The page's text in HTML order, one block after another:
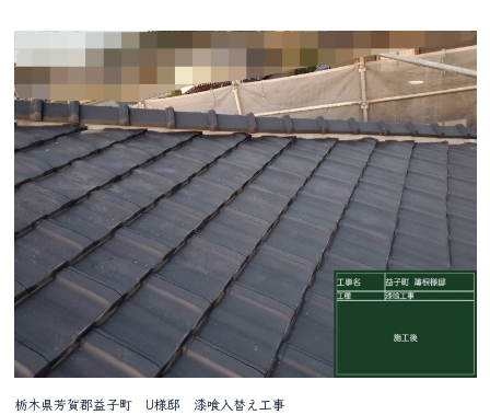
栃木県芳賀郡益子町 U様邸 漆喰入替え工事